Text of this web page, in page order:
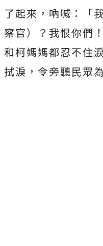
了起來，吶喊：「
察官）？我恨你們
和柯媽媽都忍不住
拭淚，令旁聽民眾